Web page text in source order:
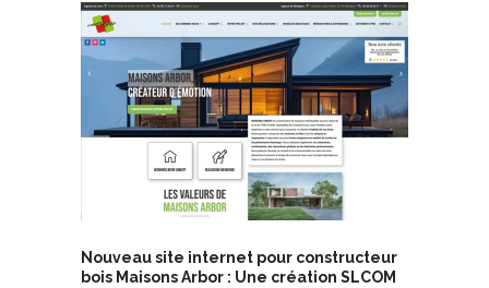
Nouveau site internet pour constructeur
bois Maisons Arbor : Une création SLCOM